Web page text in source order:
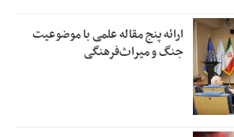
ارائه پنج مقاله علمی با موضوعیت
جنگ و میراث‌فرهنگی